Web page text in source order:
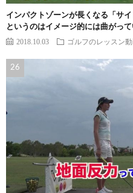
インパクトゾーンが長くなる「サ
というのはイメージ的には曲がっ
2018.10.03 ゴルフのレッスン